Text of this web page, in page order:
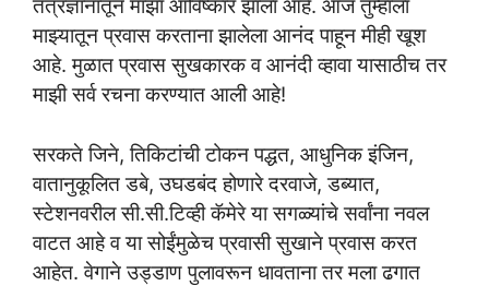
तंत्रज्ञानातून माझा आविष्कार झाला आहे. आज तुम्हांला
माझ्यातून प्रवास करताना झालेला आनंद पाहून मीही खूश
आहे. मुळात प्रवास सुखकारक व आनंदी व्हावा यासाठीच तर
माझी सर्व रचना करण्यात आली आहे!
सरकते जिने, तिकिटांची टोकन पद्धत, आधुनिक इंजिन,
वातानुकूलित डबे, उघडबंद होणारे दरवाजे, डब्यात,
स्टेशनवरील सी.सी.टिव्ही कॅमेरे या सगळ्यांचे सर्वांना नवल
वाटत आहे व या सोईंमुळेच प्रवासी सुखाने प्रवास करत
आहेत. वेगाने उड्डाण पुलावरून धावताना तर मला ढगात